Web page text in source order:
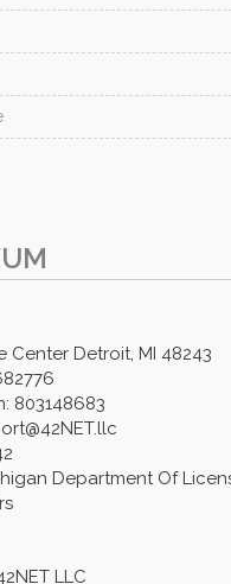
Center Detroit, MI 48243
803148683
Department Of
LLC